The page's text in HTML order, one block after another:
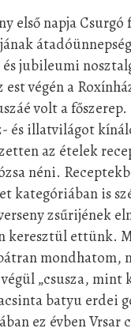
első napja
és jubileumi
est végén a
volt a
és illatvilágot
az ételek
néni.
kategóriában is
zsűrijének
keresztül ettünk.
mondhatom,
„csusza,
batyu erdei
ez évben